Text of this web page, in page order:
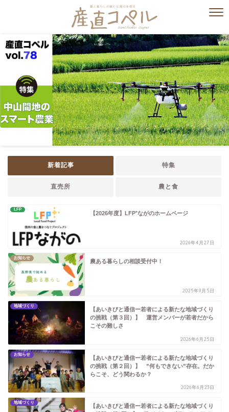
新着記事 特集
直売所 農と食
LFP
【2026年度】LFP⁺ながのホームページ
2026年4月27日
お知らせ
農ある暮らしの相談受付中！
2025年9月5日
地域づくり
【あいきびと通信ー若者による新たな地域づくり
の挑戦（第３回）】 運営メンバーが若者だから
こその難しさ
2026年6月25日
お知らせ
【あいきびと通信ー若者による新たな地域づくり
の挑戦（第２回）】 ”何もできない”存在。だか
らこそ、どう関わるか？
2026年6月23日
地域づくり
【あいきびと通信ー若者による新たな地域づくり